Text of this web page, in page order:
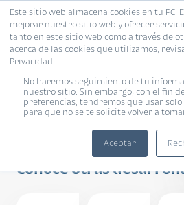
Este sitio web almacena cookies en tu PC.
mejorar nuestro sitio web y ofrecer
tanto en este sitio web como a través de
acerca de las cookies que utilizamos,
Privacidad.
No haremos seguimiento de tu
nuestro sitio. Sin embargo, con el fin
preferencias, tendremos que usar
para que no se te solicite volver a
Aceptar
Conoce otras